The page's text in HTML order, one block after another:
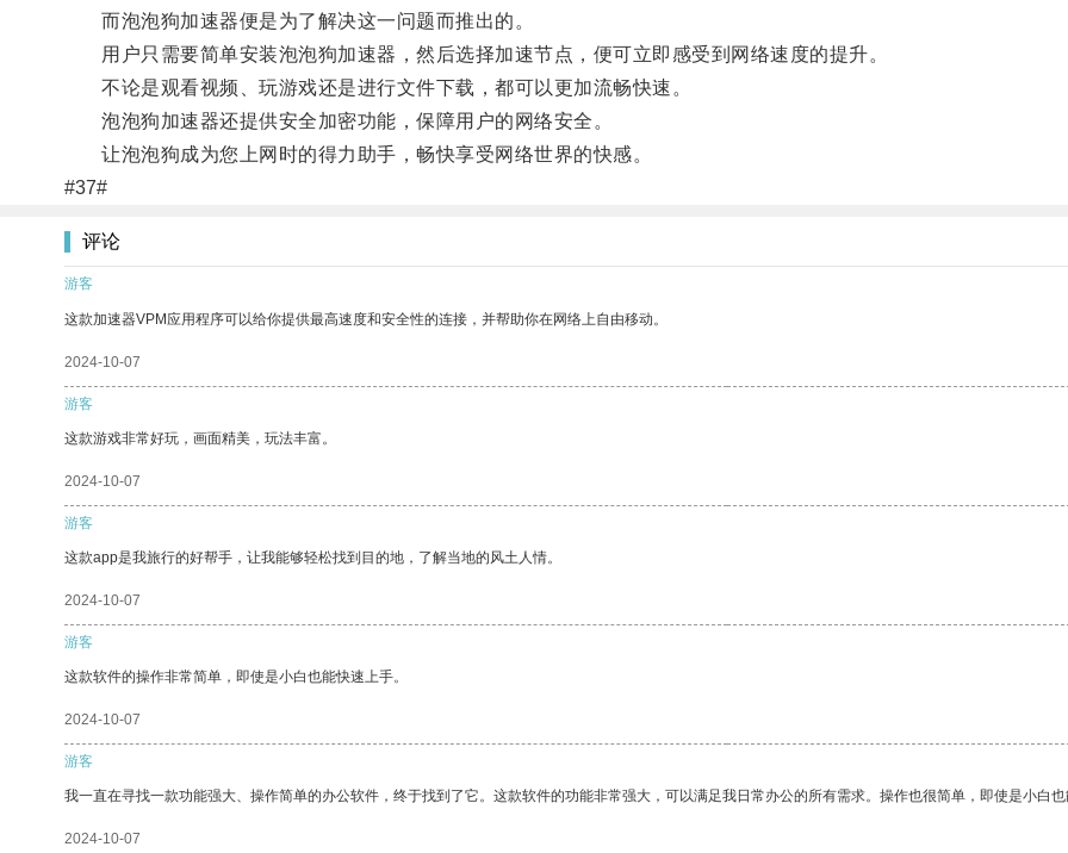
而泡泡狗加速器便是为了解决这一问题而推出的。
用户只需要简单安装泡泡狗加速器，然后选择加速节点，便可立即感受到网络速度的提升。
不论是观看视频、玩游戏还是进行文件下载，都可以更加流畅快速。
泡泡狗加速器还提供安全加密功能，保障用户的网络安全。
让泡泡狗成为您上网时的得力助手，畅快享受网络世界的快感。
#37#
评论
游客
这款加速器VPM应用程序可以给你提供最高速度和安全性的连接，并帮助你在网络上自由移动。
2024-10-07
游客
这款游戏非常好玩，画面精美，玩法丰富。
2024-10-07
游客
这款app是我旅行的好帮手，让我能够轻松找到目的地，了解当地的风土人情。
2024-10-07
游客
这款软件的操作非常简单，即使是小白也能快速上手。
2024-10-07
游客
我一直在寻找一款功能强大、操作简单的办公软件，终于找到了它。这款软件的功能非常强大，可以满足我日常办公的所有需求。操作也很简单，即使是小白也
2024-10-07